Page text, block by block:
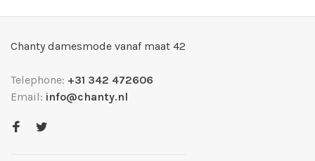
Chanty damesmode vanaf maat 42
Telephone: +31 342 472606
Email: info@chanty.nl